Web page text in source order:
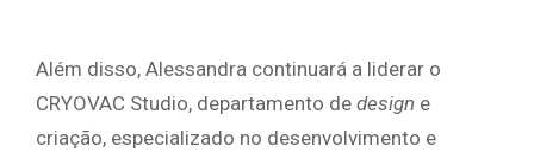
Além disso, Alessandra continuará a liderar o
CRYOVAC Studio, departamento de design e
criação, especializado no desenvolvimento e